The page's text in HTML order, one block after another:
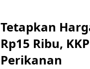
Tetapkan
Rp15 Ribu,
Perikanan